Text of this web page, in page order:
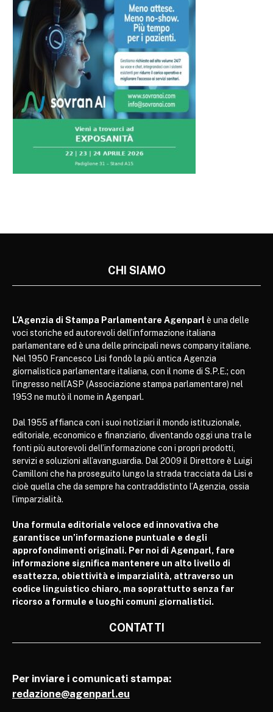
CHI SIAMO
L’Agenzia di Stampa Parlamentare Agenparl è una delle
voci storiche ed autorevoli dell’informazione italiana
parlamentare ed è una delle principali news company italiane.
Nel 1950 Francesco Lisi fondò la più antica Agenzia
giornalistica parlamentare italiana, con il nome di S.P.E.; con
l’ingresso nell’ASP (Associazione stampa parlamentare) nel
1953 ne mutò il nome in Agenparl.
Dal 1955 affianca con i suoi notiziari il mondo istituzionale,
editoriale, economico e finanziario, diventando oggi una tra le
fonti più autorevoli dell’informazione con i propri prodotti,
servizi e soluzioni all’avanguardia. Dal 2009 il Direttore è Luigi
Camilloni che ha proseguito lungo la strada tracciata da Lisi e
cioè quella che da sempre ha contraddistinto l’Agenzia, ossia
l’imparzialità.
Una formula editoriale veloce ed innovativa che
garantisce un’informazione puntuale e degli
approfondimenti originali. Per noi di Agenparl, fare
informazione significa mantenere un alto livello di
esattezza, obiettività e imparzialità, attraverso un
codice linguistico chiaro, ma soprattutto senza far
ricorso a formule e luoghi comuni giornalistici.
CONTATTI
Per inviare i comunicati stampa:
redazione@agenparl.eu